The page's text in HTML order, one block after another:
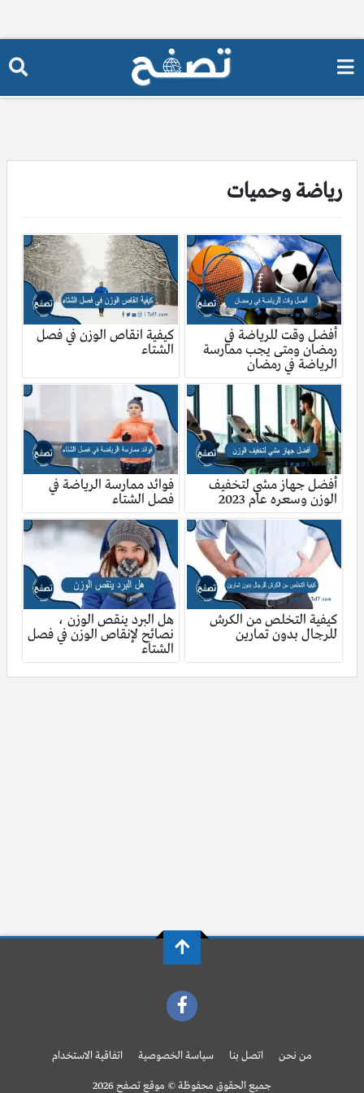
رياضة وحميات
أفضل وقت للرياضة في
رمضان ومتى يجب ممارسة
الرياضة في رمضان
كيفية انقاص الوزن في فصل
الشتاء
أفضل جهاز مشي لتخفيف
الوزن وسعره عام 2023
فوائد ممارسة الرياضة في
فصل الشتاء
كيفية التخلص من الكرش
للرجال بدون تمارين
هل البرد ينقص الوزن ،
نصائح لإنقاص الوزن في فصل
الشتاء
من نحن اتصل بنا سياسة الخصوصية اتفاقية الاستخدام
جميع الحقوق محفوظة © موقع تصفح 2026